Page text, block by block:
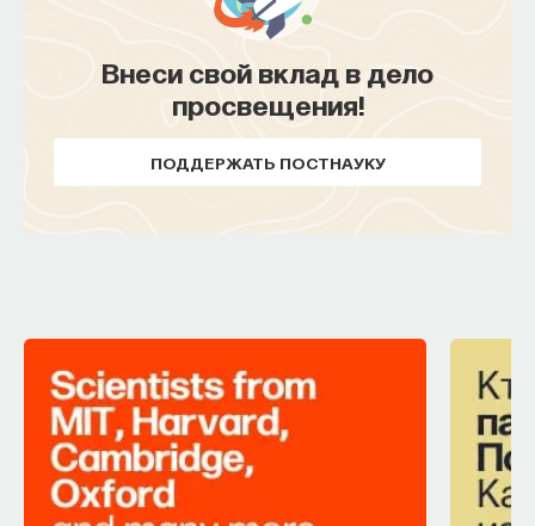
Внеси свой вклад в дело
просвещения!
ПОДДЕРЖАТЬ ПОСТНАУКУ